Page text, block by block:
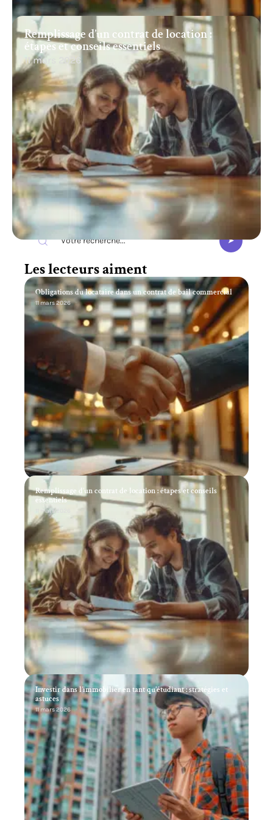
Remplissage d’un contrat de location :
étapes et conseils essentiels
11 mars 2026
Recherche
Les lecteurs aiment
Obligations du locataire dans un contrat de bail commercial
11 mars 2026
Remplissage d’un contrat de location : étapes et conseils
essentiels
11 mars 2026
Investir dans l’immobilier en tant qu’étudiant : stratégies et
astuces
11 mars 2026